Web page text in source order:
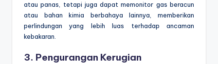
atau panas, tetapi juga dapat memonitor gas beracun
atau bahan kimia berbahaya lainnya, memberikan
perlindungan yang lebih luas terhadap ancaman
kebakaran.
3. Pengurangan Kerugian